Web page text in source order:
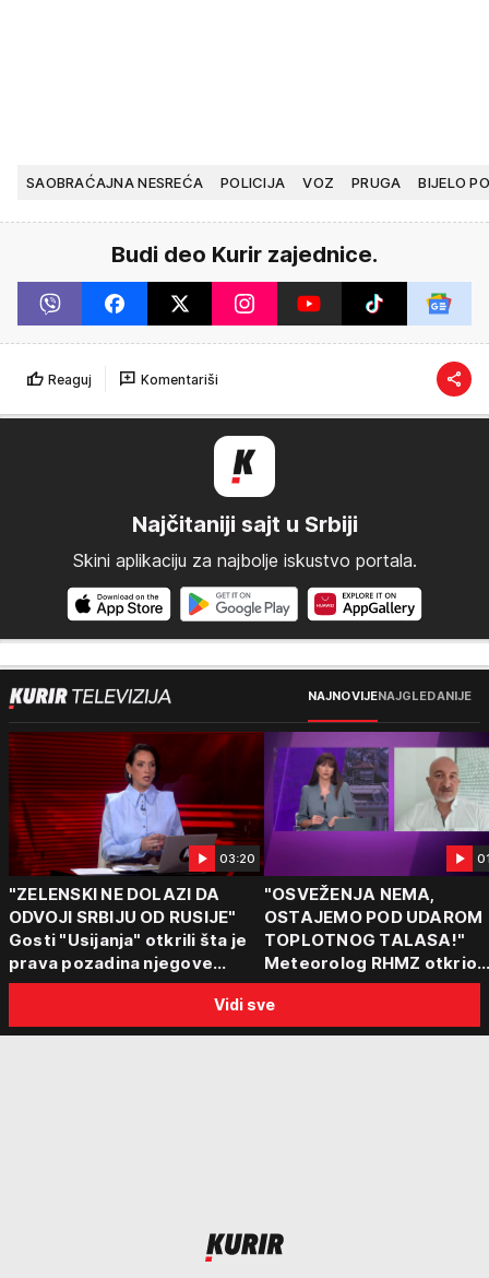
SAOBRAĆAJNA NESREĆA POLICIJA VOZ PRUGA BIJELO
Budi deo Kurir zajednice.
Reaguj Komentariši
Najčitaniji sajt u Srbiji
Skini aplikaciju za najbolje iskustvo portala.
NAJNOVIJENAJGLEDANIJE
03:20
"ZELENSKI NE DOLAZI DA
ODVOJI SRBIJU OD RUSIJE"
Gosti "Usijanja" otkrili šta je
prava pozadina njegove
posete Beogradu
"OSVEŽENJA NEMA,
OSTAJEMO POD UDAROM
TOPLOTNOG TALASA!"
Meteorolog RHMZ otkrio
kakvo vreme nas čeka do
kraja avgusta
Vidi sve